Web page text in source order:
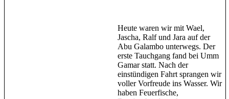
Heute waren wir mit Wael,
Jascha, Ralf und Jara auf der
Abu Galambo unterwegs. Der
erste Tauchgang fand bei Umm
Gamar statt. Nach der
einstündigen Fahrt sprangen wir
voller Vorfreude ins Wasser. Wir
haben Feuerfische,